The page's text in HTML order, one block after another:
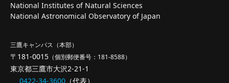
National Institutes of Natural Sciences
National Astronomical Observatory of Japan
三鷹キャンパス（本部）
〒181-0015 （個別郵便番号：181-8588）
東京都三鷹市大沢2-21-1
0422-34-3600 （代表）